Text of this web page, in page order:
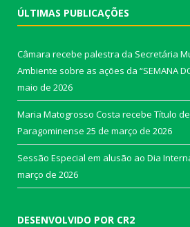
ÚLTIMAS PUBLICAÇÕES
Câmara recebe palestra da Secretária
Ambiente sobre as ações da “SEMANA
maio de 2026
Maria Matogrosso Costa recebe Título
Paragominense 25 de março de 2026
Sessão Especial em alusão ao Dia
março de 2026
DESENVOLVIDO POR CR2